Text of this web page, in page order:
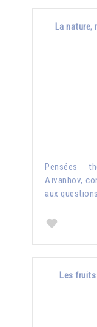
La nature,
Pensées
Aïvanhov,
aux
Les fruits